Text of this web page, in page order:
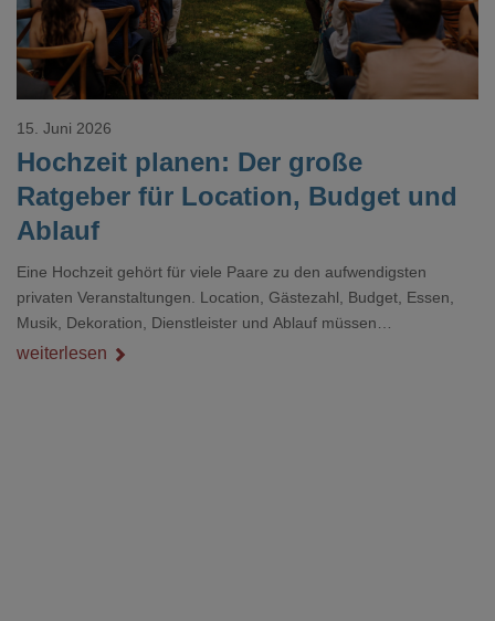
Hochzeit planen: Der große
Ratgeber für Location, Budget und
Ablauf
15. Juni 2026
Eine Hochzeit gehört für viele Paare zu den aufwendigsten
privaten Veranstaltungen. Location, Gästezahl, Budget, Essen,
Musik, Dekoration, Dienstleister und Ablauf müssen
zusammenpassen, damit der Tag gut organisiert ist und trotzdem
weiterlesen